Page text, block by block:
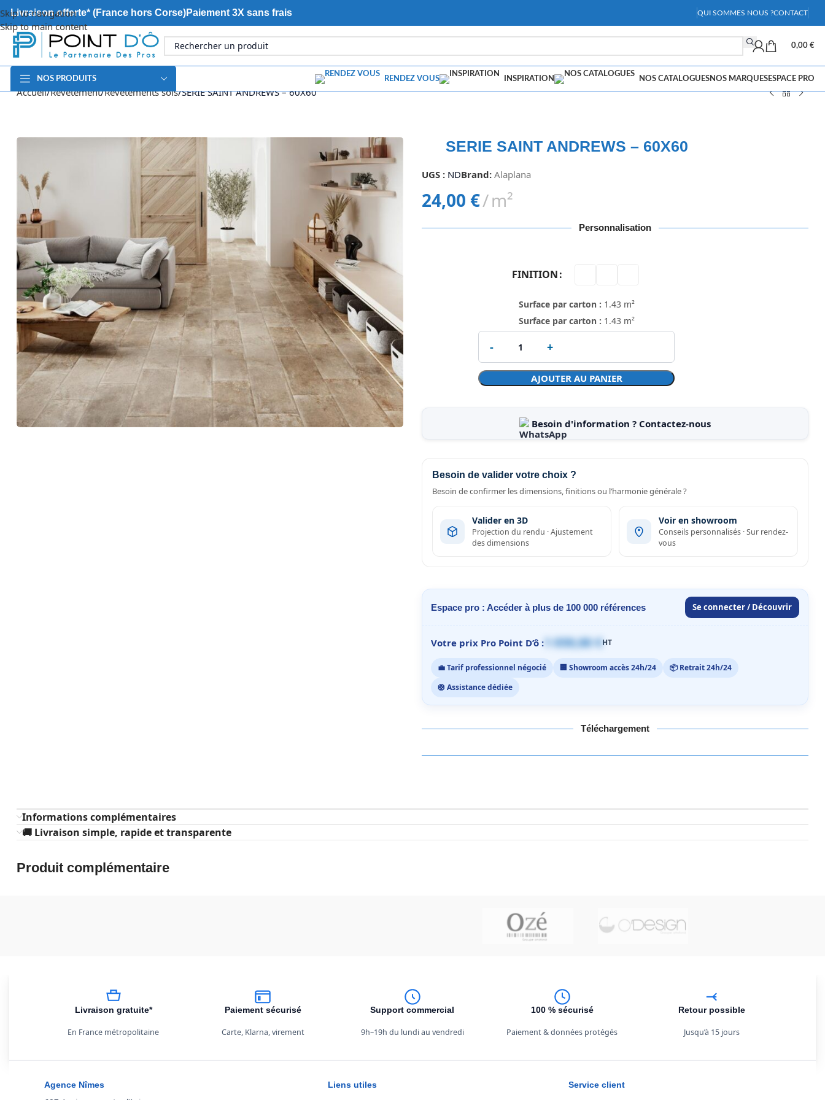
Skip to navigation
Skip to main content
Livraison offerte* (France hors Corse)Paiement 3X sans frais QUI SOMMES NOUS ?CONTACT
0,00 €
NOS PRODUITS RENDEZ VOUS INSPIRATION NOS CATALOGUESNOS MARQUESESPACE PRO
Accueil Revêtement Revêtements sols SERIE SAINT ANDREWS – 60X60
SERIE SAINT ANDREWS – 60X60
UGS : NDBrand: Alaplana
24,00 € m²
Personnalisation
FINITION
Surface par carton : 1.43 m²
Surface par carton : 1.43 m²
AJOUTER AU PANIER
Besoin d'information ? Contactez-nous
Besoin de valider votre choix ?
Besoin de confirmer les dimensions, finitions ou l’harmonie générale ?
Valider en 3D
Projection du rendu · Ajustement
des dimensions
Voir en showroom
Conseils personnalisés · Sur rendez-
vous
Espace pro : Accéder à plus de 100 000 références Se connecter / Découvrir
Votre prix Pro Point D’ô : 1 059,00 €HT
💼 Tarif professionnel négocié 🏢 Showroom accès 24h/24
📦 Retrait 24h/24
🛟 Assistance dédiée
Téléchargement
Informations complémentaires
🚚 Livraison simple, rapide et transparente
Produit complémentaire
Livraison gratuite*
En France métropolitaine
Paiement sécurisé
Carte, Klarna, virement
Support commercial
9h–19h du lundi au vendredi
100 % sécurisé
Paiement & données protégés
Retour possible
Jusqu’à 15 jours
Agence Nîmes Liens utiles Service client